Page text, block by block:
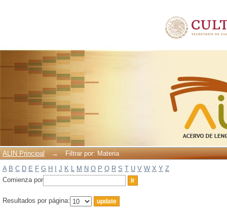
ALIN Principal →
Filtrar por: Materia
A B C D E F G H J K L M N O P Q R S T U V W X Y Z
Comienza por
Resultados por página: